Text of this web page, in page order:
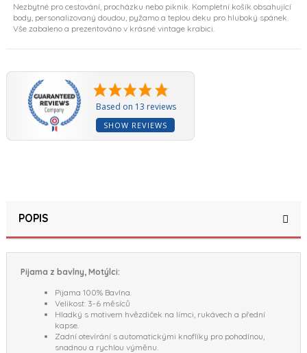
Nezbytné pro cestování, procházku nebo piknik. Kompletní košík obsahující
body, personalizovaný doudou, pyžamo a teplou deku pro hluboký spánek.
Vše zabaleno a prezentováno v krásné vintage krabici.
Based on 13 reviews
SHOW REVIEWS
POPIS
Pijama z bavlny, Motýlci:
Pijama 100% Bavlna.
Velikost: 3-6 měsíců
Hladký s motivem hvězdiček na límci, rukávech a přední
kapse.
Zadní otevírání s automatickými knoflíky pro pohodlnou,
snadnou a rychlou výměnu.